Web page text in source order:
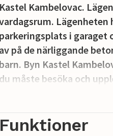
Kastel Kambelovac.
Lägenheten
parkeringsplats i garaget
av på de närliggande
barn. Byn Kastel
du måste besöka och
Funktioner